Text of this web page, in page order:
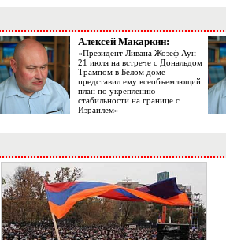
Алексей Макаркин:
«Президент Ливана Жозеф Аун
21 июля на встрече с Дональдом
Трампом в Белом доме
представил ему всеобъемлющий
план по укреплению
стабильности на границе с
Израилем»